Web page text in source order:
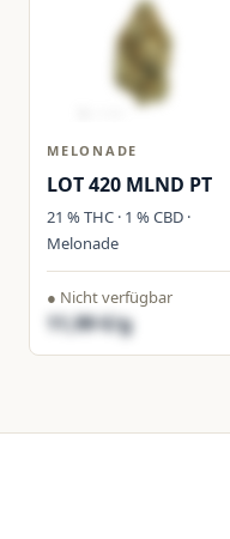
MELONADE
LOT 420 MLND PT
21 % THC · 1 % CBD ·
Melonade
● Nicht verfügbar
11,99 €/g